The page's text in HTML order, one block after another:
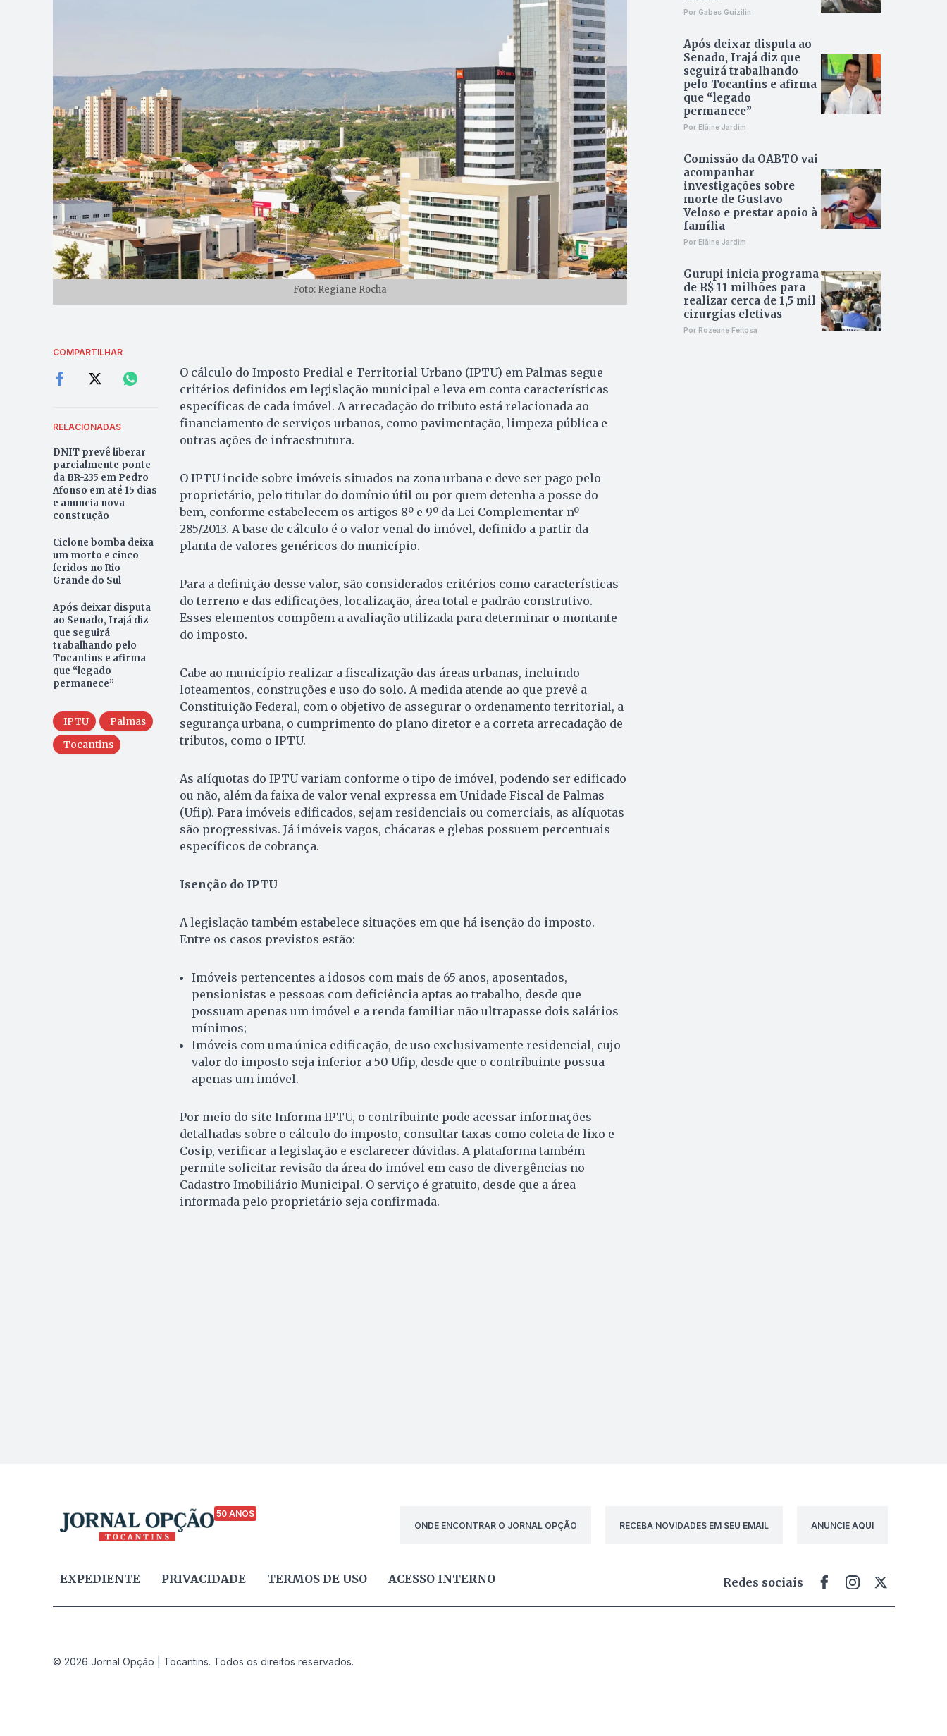
Foto: Regiane Rocha
COMPARTILHAR
RELACIONADAS
DNIT prevê liberar
parcialmente ponte
da BR-235 em Pedro
Afonso em até 15 dias
e anuncia nova
construção
Ciclone bomba deixa
um morto e cinco
feridos no Rio
Grande do Sul
Após deixar disputa
ao Senado, Irajá diz
que seguirá
trabalhando pelo
Tocantins e afirma
que “legado
permanece”
IPTU
Palmas
Tocantins
O cálculo do Imposto Predial e Territorial Urbano (IPTU) em Palmas segue
critérios definidos em legislação municipal e leva em conta características
específicas de cada imóvel. A arrecadação do tributo está relacionada ao
financiamento de serviços urbanos, como pavimentação, limpeza pública e
outras ações de infraestrutura.
O IPTU incide sobre imóveis situados na zona urbana e deve ser pago pelo
proprietário, pelo titular do domínio útil ou por quem detenha a posse do
bem, conforme estabelecem os artigos 8º e 9º da Lei Complementar nº
285/2013. A base de cálculo é o valor venal do imóvel, definido a partir da
planta de valores genéricos do município.
Para a definição desse valor, são considerados critérios como características
do terreno e das edificações, localização, área total e padrão construtivo.
Esses elementos compõem a avaliação utilizada para determinar o montante
do imposto.
Cabe ao município realizar a fiscalização das áreas urbanas, incluindo
loteamentos, construções e uso do solo. A medida atende ao que prevê a
Constituição Federal, com o objetivo de assegurar o ordenamento territorial, a
segurança urbana, o cumprimento do plano diretor e a correta arrecadação de
tributos, como o IPTU.
As alíquotas do IPTU variam conforme o tipo de imóvel, podendo ser edificado
ou não, além da faixa de valor venal expressa em Unidade Fiscal de Palmas
(Ufip). Para imóveis edificados, sejam residenciais ou comerciais, as alíquotas
são progressivas. Já imóveis vagos, chácaras e glebas possuem percentuais
específicos de cobrança.
Isenção do IPTU
A legislação também estabelece situações em que há isenção do imposto.
Entre os casos previstos estão:
Imóveis pertencentes a idosos com mais de 65 anos, aposentados,
pensionistas e pessoas com deficiência aptas ao trabalho, desde que
possuam apenas um imóvel e a renda familiar não ultrapasse dois salários
mínimos;
Imóveis com uma única edificação, de uso exclusivamente residencial, cujo
valor do imposto seja inferior a 50 Ufip, desde que o contribuinte possua
apenas um imóvel.
Por meio do site Informa IPTU, o contribuinte pode acessar informações
detalhadas sobre o cálculo do imposto, consultar taxas como coleta de lixo e
Cosip, verificar a legislação e esclarecer dúvidas. A plataforma também
permite solicitar revisão da área do imóvel em caso de divergências no
Cadastro Imobiliário Municipal. O serviço é gratuito, desde que a área
informada pelo proprietário seja confirmada.
Por Gabes Guizilin
Após deixar disputa ao
Senado, Irajá diz que
seguirá trabalhando
pelo Tocantins e afirma
que “legado
permanece”
Por Elâine Jardim
Comissão da OABTO vai
acompanhar
investigações sobre
morte de Gustavo
Veloso e prestar apoio à
família
Por Elâine Jardim
Gurupi inicia programa
de R$ 11 milhões para
realizar cerca de 1,5 mil
cirurgias eletivas
Por Rozeane Feitosa
50 ANOS
ONDE ENCONTRAR O JORNAL OPÇÃO
RECEBA NOVIDADES EM SEU EMAIL ANUNCIE AQUI
EXPEDIENTE PRIVACIDADE TERMOS DE USO ACESSO INTERNO Redes sociais
© 2026 Jornal Opção | Tocantins. Todos os direitos reservados.